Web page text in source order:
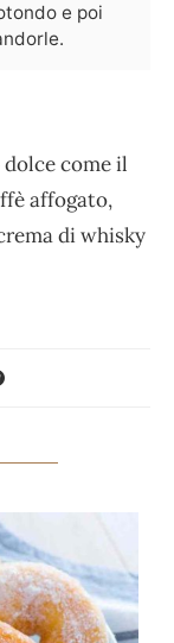
e poi
come il
affogato,
di whisky